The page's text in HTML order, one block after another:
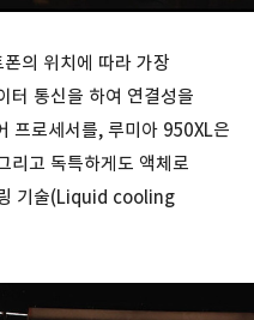
의 위치에 따라 가장
터 통신을 하여 연결성을
프로세서를, 루미아 950XL은
리고 독특하게도 액체로
기술(Liquid cooling